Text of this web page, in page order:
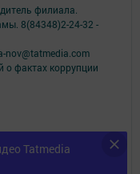
Tatmedia
филиала.
8(84348)2-24-32 -
nov@tatmedia.com
о фактах коррупции
сервисов и